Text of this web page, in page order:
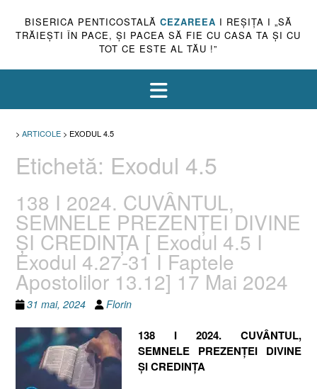
BISERICA PENTICOSTALĂ CEZAREEA I REŞIŢA I „SĂ
TRĂIEŞTI ÎN PACE, ŞI PACEA SĂ FIE CU CASA TA ŞI CU
TOT CE ESTE AL TĂU !”
> ARTICOLE > EXODUL 4.5
Etichetă: Exodul 4.5
138 I 2024. CUVÂNTUL,
SEMNELE PREZENȚEI DIVINE
ȘI CREDINȚA [ Exodul 4.5 I
Exodul 4.27-31 I Faptele
Apostolilor 13.12] 17 Mai 2024
31 mai, 2024 Florin
138 I 2024. CUVÂNTUL,
SEMNELE PREZENȚEI DIVINE
ȘI CREDINȚA